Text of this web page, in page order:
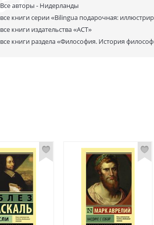
Все авторы - Нидерланды
все книги серии«Bilingua подарочная:
все книги издательства«АСТ»
все книги раздела«Философия. История